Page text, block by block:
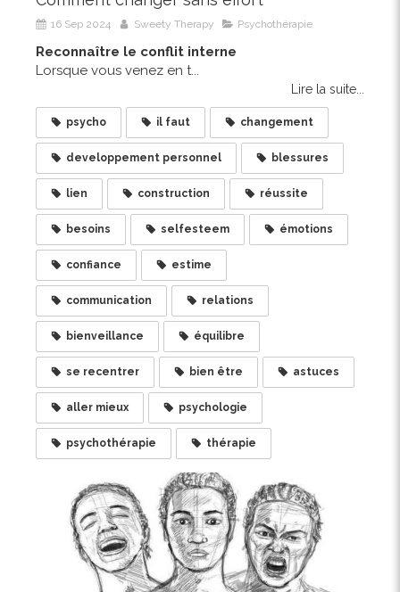
16 Sep 2024 Sweety Therapy Psychothérapie
Reconnaître le conflit interne
Lorsque vous venez en t...
Lire la suite...
psycho il faut changement
developpement personnel blessures
lien construction réussite
besoins selfesteem émotions
confiance estime
communication relations
bienveillance équilibre
se recentrer bien être astuces
aller mieux psychologie
psychothérapie thérapie